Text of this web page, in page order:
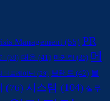
Management (55) PR
(39) 대응 (41) 마케팅 (35) 메
어트레이닝 (29) 브랜드 (42) 블
(76) 시스템 (104) 실무